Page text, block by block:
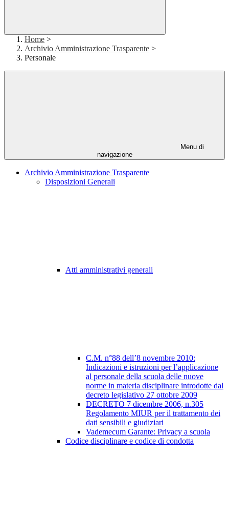
Home >
Archivio Amministrazione Trasparente >
Personale
Menu di
navigazione
Archivio Amministrazione Trasparente
Disposizioni Generali
Atti amministrativi generali
C.M. n°88 dell’8 novembre 2010:
Indicazioni e istruzioni per l’applicazione
al personale della scuola delle nuove
norme in materia disciplinare introdotte dal
decreto legislativo 27 ottobre 2009
DECRETO 7 dicembre 2006, n.305
Regolamento MIUR per il trattamento dei
dati sensibili e giudiziari
Vademecum Garante: Privacy a scuola
Codice disciplinare e codice di condotta